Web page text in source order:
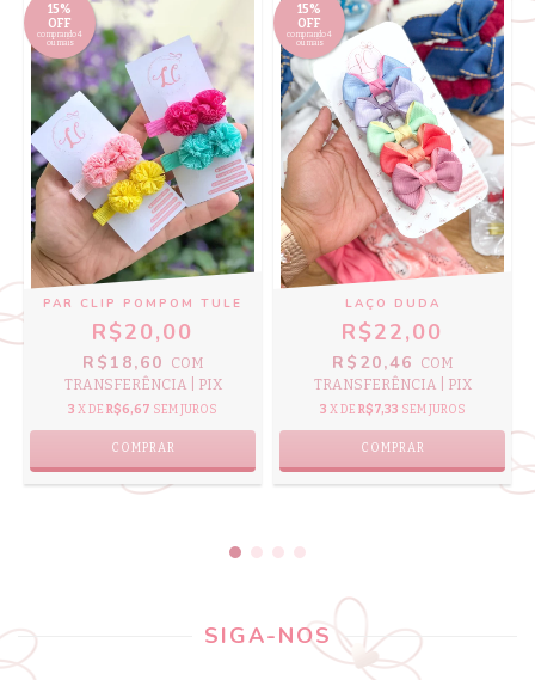
15%
OFF
comprando 4
ou mais
PAR CLIP POMPOM TULE
R$20,00
R$18,60
COM
TRANSFERÊNCIA | PIX
3 X DE R$6,67 SEM JUROS
COMPRAR
15%
OFF
comprando 4
ou mais
LAÇO DUDA
R$22,00
R$20,46
COM
TRANSFERÊNCIA | PIX
3 X DE R$7,33 SEM JUROS
COMPRAR
SIGA-NOS